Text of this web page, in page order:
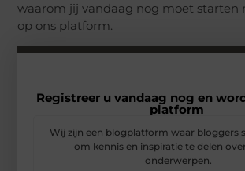
waarom jij vandaag nog moet starten
op ons platform.
Registreer u vandaag nog en
platform
Wij zijn een blogplatform waar bloggers
om kennis en inspiratie te delen
onderwerpen.